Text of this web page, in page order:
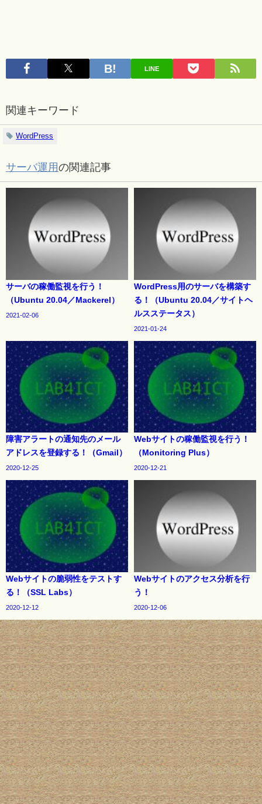
LINE
関連キーワード
WordPress
サーバ運用の関連記事
サーバの稼働監視を行う！
（Ubuntu 20.04／Mackerel）
2021-02-06
WordPress用のサーバを構築す
る！（Ubuntu 20.04／サイトヘ
ルスステータス）
2021-01-24
障害アラートの通知先のメール
アドレスを登録する！（Gmail）
2020-12-25
Webサイトの稼働監視を行う！
（Monitoring Plus）
2020-12-21
Webサイトの脆弱性をテストす
る！（SSL Labs）
2020-12-12
Webサイトのアクセス分析を行
う！
2020-12-06